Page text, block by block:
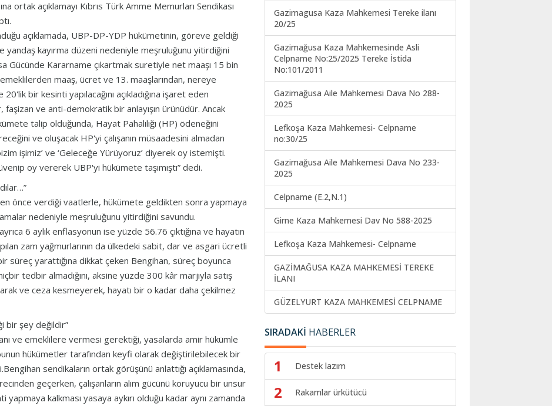
ortak açıklamayı Kıbrıs Türk Amme Memurları Sendikası
açıklamada, UBP-DP-YDP hükümetinin, göreve geldiği
yandaş kayırma düzeni nedeniyle meşruluğunu yitirdiğini
Gücünde Kararname çıkartmak suretiyle net maaşı 15 bin
maaş, ücret ve 13. maaşlarından, nereye
bir kesinti yapılacağını açıkladığına işaret eden
faşizan ve anti-demokratik bir anlayışın ürünüdür. Ancak
talip olduğunda, Hayat Pahalılığı (HP) ödeneğini
ve oluşacak HP'yi çalışanın müsaadesini almadan
işimiz’ ve ‘Geleceğe Yürüyoruz’ diyerek oy istemişti.
oy vererek UBP'yi hükümete taşımıştı” dedi.
önce verdiği vaatlerle, hükümete geldikten sonra yapmaya
nedeniyle meşruluğunu yitirdiğini savundu.
6 aylık enflasyonun ise yüzde 56.76 çıktığına ve hayatın
zam yağmurlarının da ülkedeki sabit, dar ve asgari ücretli
süreç yarattığına dikkat çeken Bengihan, süreç boyunca
tedbir almadığını, aksine yüzde 300 kâr marjıyla satış
ve ceza kesmeyerek, hayatı bir o kadar daha çekilmez
bir şey değildir”
ve emeklilere vermesi gerektiği, yasalarda amir hükümle
hükümetler tarafından keyfi olarak değiştirilebilecek bir
sendikaların ortak görüşünü anlattığı açıklamasında,
geçerken, çalışanların alım gücünü koruyucu bir unsur
kalkması yasaya aykırı olduğu kadar aynı zamanda
Gazimagusa Kaza Mahkemesi Tereke ilanı
20/25
Gazimağusa Kaza Mahkemesinde Asli
Celpname No:25/2025 Tereke İstida
No:101/2011
Gazimağusa Aile Mahkemesi Dava No 288-
2025
Lefkoşa Kaza Mahkemesi- Celpname
no:30/25
Gazimağusa Aile Mahkemesi Dava No 233-
2025
Celpname (E.2,N.1)
Girne Kaza Mahkemesi Dav No 588-2025
Lefkoşa Kaza Mahkemesi- Celpname
GAZİMAĞUSA KAZA MAHKEMESİ TEREKE
İLANI
GÜZELYURT KAZA MAHKEMESİ CELPNAME
SIRADAKİ HABERLER
1 Destek lazım
2 Rakamlar ürkütücü